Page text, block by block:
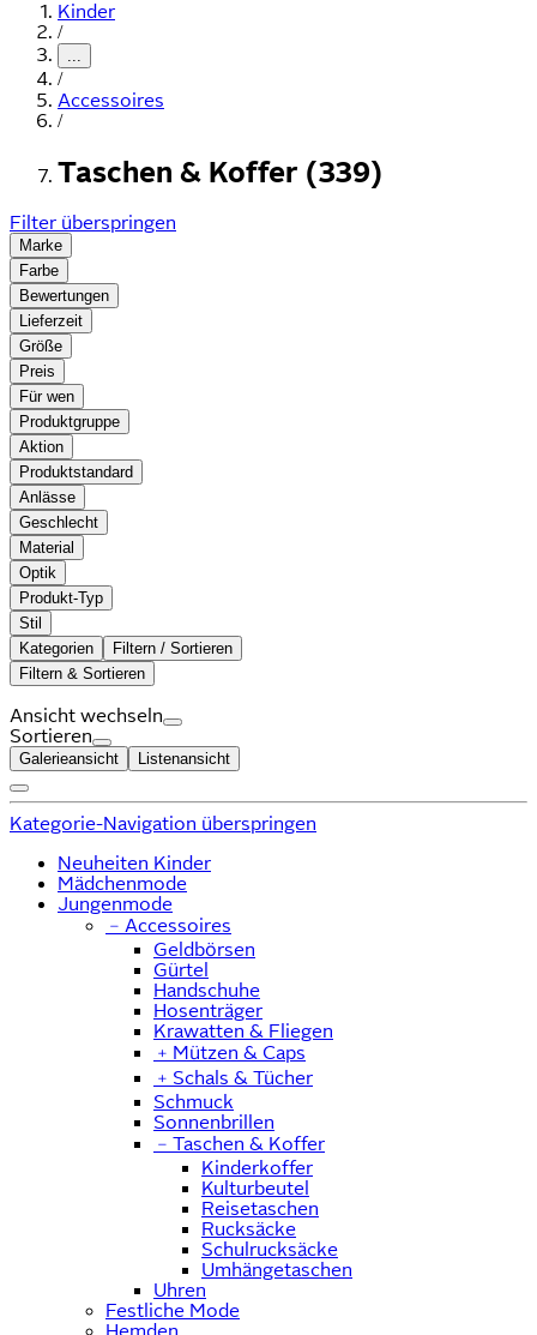
Kinder
/
...
/
Accessoires
/
Taschen & Koffer (339)
Filter überspringen
Marke
Farbe
Bewertungen
Lieferzeit
Größe
Preis
Für wen
Produktgruppe
Aktion
Produktstandard
Anlässe
Geschlecht
Material
Optik
Produkt-Typ
Stil
Kategorien
Filtern / Sortieren
Filtern & Sortieren
Ansicht wechseln
Sortieren
Galerieansicht Listenansicht
Kategorie-Navigation überspringen
Neuheiten Kinder
Mädchenmode
Jungenmode
﹣ Accessoires
Geldbörsen
Gürtel
Handschuhe
Hosenträger
Krawatten & Fliegen
﹢ Mützen & Caps
﹢ Schals & Tücher
Schmuck
Sonnenbrillen
﹣ Taschen & Koffer
Kinderkoffer
Kulturbeutel
Reisetaschen
Rucksäcke
Schulrucksäcke
Umhängetaschen
Uhren
Festliche Mode
Hemden